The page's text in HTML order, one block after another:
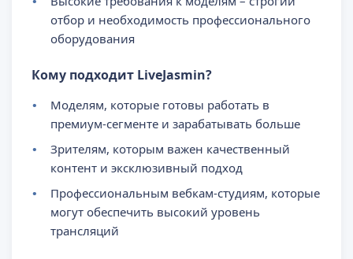
отбор и необходимость профессионального
оборудования
Кому подходит LiveJasmin?
Моделям, которые готовы работать в
премиум-сегменте и зарабатывать больше
Зрителям, которым важен качественный
контент и эксклюзивный подход
Профессиональным вебкам-студиям, которые
могут обеспечить высокий уровень
трансляций